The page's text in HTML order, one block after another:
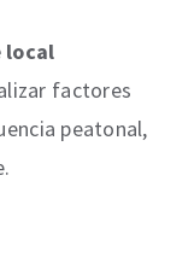
local
factores
peatonal,